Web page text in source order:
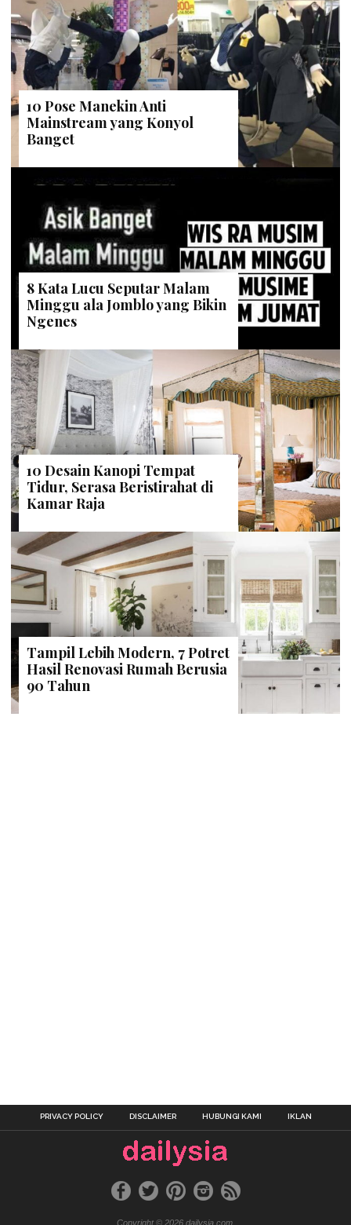
10 Pose Manekin Anti
Mainstream yang Konyol
Banget
8 Kata Lucu Seputar Malam
Minggu ala Jomblo yang Bikin
Ngenes
10 Desain Kanopi Tempat
Tidur, Serasa Beristirahat di
Kamar Raja
Tampil Lebih Modern, 7 Potret
Hasil Renovasi Rumah Berusia
90 Tahun
PRIVACY POLICY DISCLAIMER HUBUNGI KAMI IKLAN
Copyright © 2026 dailysia.com.